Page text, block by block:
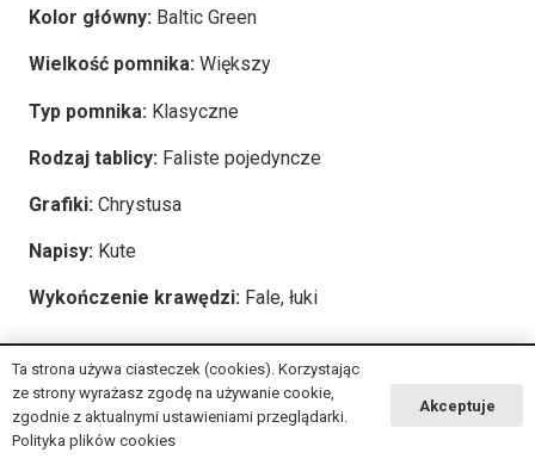
Kolor główny: Baltic Green
Wielkość pomnika: Większy
Typ pomnika: Klasyczne
Rodzaj tablicy: Faliste pojedyncze
Grafiki: Chrystusa
Napisy: Kute
Wykończenie krawędzi: Fale, łuki
2025 © Copyrightmsg-granit.pl
Ta strona używa ciasteczek (cookies). Korzystając
ze strony wyrażasz zgodę na używanie cookie,
zgodnie z aktualnymi ustawieniami przeglądarki.
Polityka plików cookies
Akceptuje